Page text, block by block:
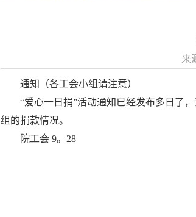
来
通知（各工会小组请注意）
“爱心一日捐”活动通知已经发布多日了
组的捐款情况。
院工会 9。28